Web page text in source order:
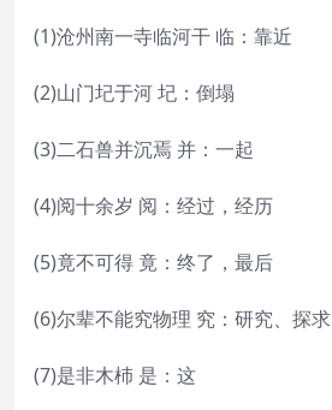
(1)沧州南一寺临河干 临：靠近
(2)山门圮于河 圮：倒塌
(3)二石兽并沉焉 并：一起
(4)阅十余岁 阅：经过，经历
(5)竟不可得 竟：终了，最后
(6)尔辈不能究物理 究：研究、探求
(7)是非木杮 是：这